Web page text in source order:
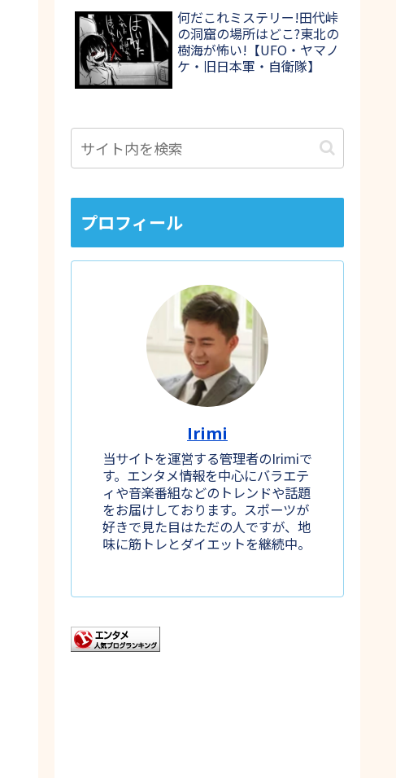
何だこれミステリー!田代峠
の洞窟の場所はどこ?東北の
樹海が怖い!【UFO・ヤマノ
ケ・旧日本軍・自衛隊】
プロフィール
Irimi
当サイトを運営する管理者のIrimiで
す。エンタメ情報を中心にバラエテ
ィや音楽番組などのトレンドや話題
をお届けしております。スポーツが
好きで見た目はただの人ですが、地
味に筋トレとダイエットを継続中。